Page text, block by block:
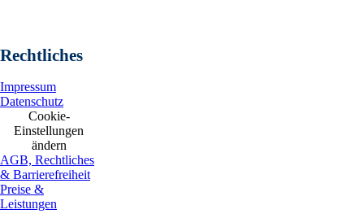
Rechtliches
Impressum
Datenschutz
Cookie-
Einstellungen
ändern
AGB, Rechtliches
& Barrierefreiheit
Preise &
Leistungen